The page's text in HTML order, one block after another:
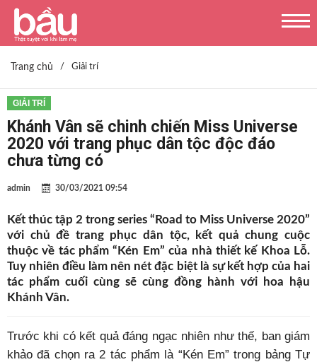
Trang chủ / Giải trí
GIẢI TRÍ
Khánh Vân sẽ chinh chiến Miss Universe
2020 với trang phục dân tộc độc đáo
chưa từng có
admin 30/03/2021 09:54
Kết thúc tập 2 trong series “Road to Miss Universe 2020”
với chủ đề trang phục dân tộc, kết quả chung cuộc
thuộc về tác phẩm “Kén Em” của nhà thiết kế Khoa Lỗ.
Tuy nhiên điều làm nên nét đặc biệt là sự kết hợp của hai
tác phẩm cuối cùng sẽ cùng đồng hành với hoa hậu
Khánh Vân.
Trước khi có kết quả đáng ngạc nhiên như thế, ban giám
khảo đã chọn ra 2 tác phẩm là “Kén Em” trong bảng Tự